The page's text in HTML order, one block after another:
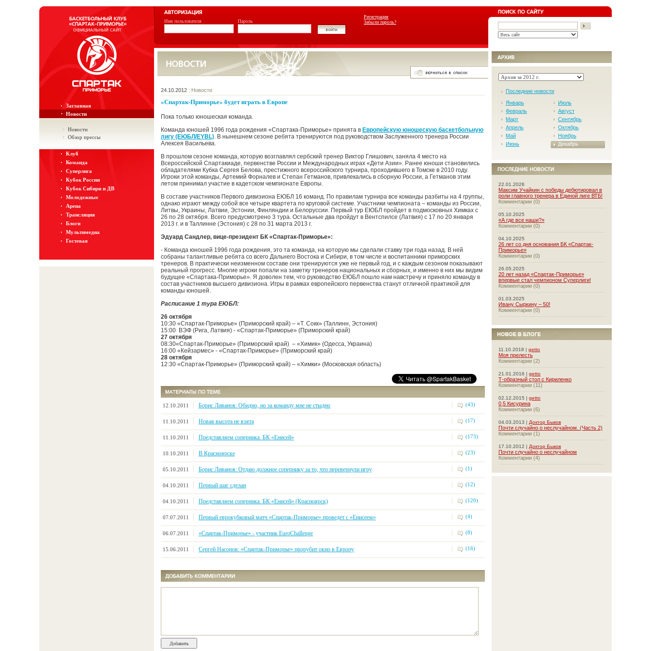
Регистрация
Забыли пароль?
Имя пользователя Пароль
Заглавная
Новости
Новости
Обзор прессы
Клуб
Команда
Суперлига
Кубок России
Кубок Сибири и ДВ
Молодежные
Арена
Трансляция
Блоги
Мультимедиа
Гостевая
24.10.2012 | Новости
«Спартак-Приморье» будет играть в Европе
Пока только юношеская команда.
Команда юношей 1996 года рождения «Спартака-Приморье» принята в Европейскую юношескую баскетбольную
лигу (ЕЮБЛ/EYBL). В нынешнем сезоне ребята тренируются под руководством Заслуженного тренера России
Алексея Васильева.
В прошлом сезоне команда, которую возглавлял сербский тренер Виктор Глишович, заняла 4 место на
Всероссийской Спартакиаде, первенстве России и Международных играх «Дети Азии». Ранее юноши становились
обладателями Кубка Сергея Белова, престижного всероссийского турнира, проходившего в Томске в 2010 году.
Игроки этой команды, Артемий Форналев и Степан Гетманов, привлекались в сборную России, а Гетманов этим
летом принимал участие в кадетском чемпионате Европы.
В составе участников Первого дивизиона ЕЮБЛ 16 команд. По правилам турнира все команды разбиты на 4 группы,
однако играют между собой все четыре квартета по круговой системе. Участники чемпионата – команды из России,
Литвы, Украины, Латвии, Эстонии, Финляндии и Белоруссии. Первый тур ЕЮБЛ пройдет в подмосковных Химках с
26 по 28 октября. Всего предусмотрено 3 тура. Остальные два пройдут в Вентспилсе (Латвия) с 17 по 20 января
2013 г. и в Таллинне (Эстония) с 28 по 31 марта 2013 г.
Эдуард Сандлер, вице-президент БК «Спартак-Приморье»:
- Команда юношей 1996 года рождения, это та команда, на которую мы сделали ставку три года назад. В ней
собраны талантливые ребята со всего Дальнего Востока и Сибири, в том числе и воспитанники приморских
тренеров. В практически неизменном составе они тренируются уже не первый год, и с каждым сезоном показывают
реальный прогресс. Многие игроки попали на заметку тренеров национальных и сборных, и именно в них мы видим
будущее «Спартака-Приморье». Я доволен тем, что руководство ЕЮБЛ пошло нам навстречу и приняло команду в
состав участников высшего дивизиона. Игры в рамках европейского первенства станут отличной практикой для
команды юношей.
Расписание 1 тура ЕЮБЛ:
26 октября
10:30 «Спартак-Приморье» (Приморский край) – «Т. Сокк» (Таллинн, Эстония)
15:00 ВЭФ (Рига, Латвия) - «Спартак-Приморье» (Приморский край)
27 октября
08:30«Спартак-Приморье» (Приморский край) – «Химик» (Одесса, Украина)
16:00 «Кейзармес» - «Спартак-Приморье» (Приморский край)
28 октября
12:30 «Спартак-Приморье» (Приморский край) – «Химки» (Московская область)
12.10.2011 Борис Ливанов: Обидно, но за команду мне не стыдно (43)
11.10.2011 Новая высота не взята (17)
11.10.2011 Представляем соперника. БК «Енисей» (173)
10.10.2011 В Красноярске (23)
05.10.2011 Борис Ливанов: Отдаю должное сопернику за то, что перевернули игру (1)
04.10.2011 Первый шаг сделан (12)
04.10.2011 Представляем соперника. БК «Енисей» (Красноярск) (120)
07.07.2011 Первый еврокубковый матч «Спартак-Приморье» проведет с «Енисеем» (4)
06.07.2011 «Спартак-Приморье» - участник EuroChallenge (8)
15.06.2011 Сергей Насонов: «Спартак-Приморье» прорубит окно в Европу (16)
Последние новости
Январь
Февраль
Март
Апрель
Май
Июнь
Июль
Август
Сентябрь
Октябрь
Ноябрь
Декабрь
22.01.2026
Максим Учайкин с победы дебютировал в
роли главного тренера в Единой лиге ВТБ!
Комментарии (0)
05.10.2025
«А где все наши?»
Комментарии (0)
04.10.2025
26 лет со дня основания БК «Спартак-
Приморье»
Комментарии (0)
26.05.2025
20 лет назад «Спартак-Приморье»
впервые стал чемпионом Суперлиги!
Комментарии (0)
01.03.2025
Ивану Сыркину – 50!
Комментарии (0)
11.10.2018 | getto
Моя прелесть
Комментарии (2)
21.01.2016 | getto
Т-образный стол с Кириленко
Комментарии (11)
02.12.2015 | getto
0,5 Кисурина
Комментарии (6)
04.03.2013 | Доктор Быков
Почти случайно о неслучайном. (Часть 2)
Комментарии (1)
17.10.2012 | Доктор Быков
Почти случайно о неслучайном
Комментарии (4)